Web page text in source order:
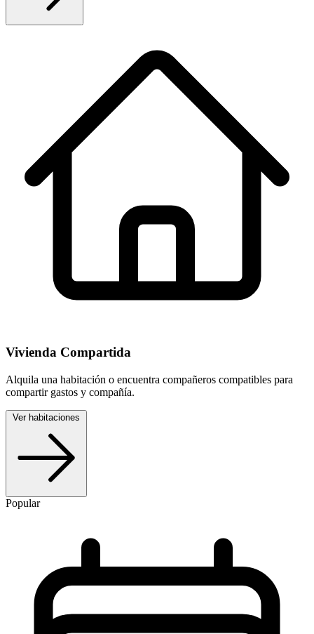
Vivienda Compartida
Alquila una habitación o encuentra compañeros compatibles para
compartir gastos y compañía.
Popular